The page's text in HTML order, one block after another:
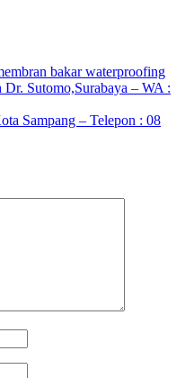
bakar waterproofing
Sutomo,Surabaya – WA :
Sampang – Telepon : 08